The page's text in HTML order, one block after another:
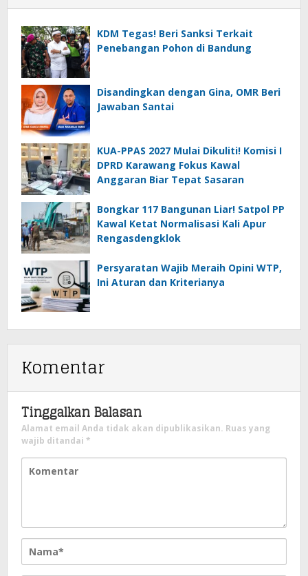
KDM Tegas! Beri Sanksi Terkait
Penebangan Pohon di Bandung
Disandingkan dengan Gina, OMR Beri
Jawaban Santai
KUA-PPAS 2027 Mulai Dikuliti! Komisi I
DPRD Karawang Fokus Kawal
Anggaran Biar Tepat Sasaran
Bongkar 117 Bangunan Liar! Satpol PP
Kawal Ketat Normalisasi Kali Apur
Rengasdengklok
Persyaratan Wajib Meraih Opini WTP,
Ini Aturan dan Kriterianya
Komentar
Tinggalkan Balasan
Alamat email Anda tidak akan dipublikasikan. Ruas yang
wajib ditandai *